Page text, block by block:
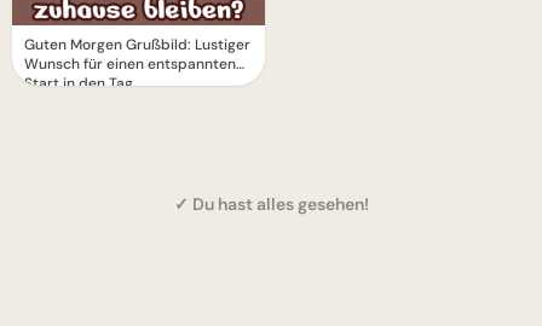
Guten Morgen Grußbild: Lustiger
Wunsch für einen entspannten
Start in den Tag
✓ Du hast alles gesehen!